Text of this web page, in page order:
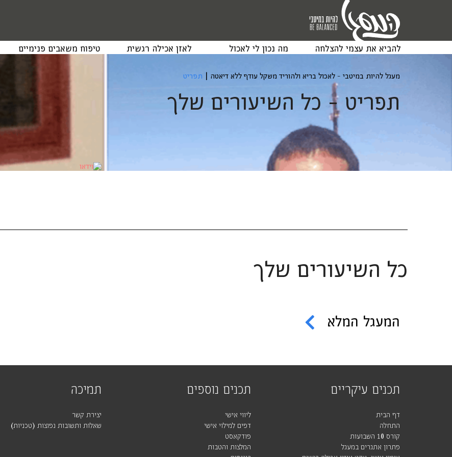
להביא את עצמי להצלחה מה נכון לי לאכול לאזן אכילה רגשית טיפוח משאבים פנימיים
מעגל להיות במיטבי - לאכול בריא ולהוריד משקל עודף ללא דיאטה תפריט
תפריט - כל השיעורים שלך
כל השיעורים שלך
המעגל המלא
תכנים עיקריים
דף הבית
התחלה
קורס 10 השבועות
פתרון אתגרים במעגל
תכנים נוספים
ליווי אישי
דפים למילוי אישי
פודקאסט
המלצות והטבות
תמיכה
יצירת קשר
שאלות ותשובות נפוצות (טכניות)